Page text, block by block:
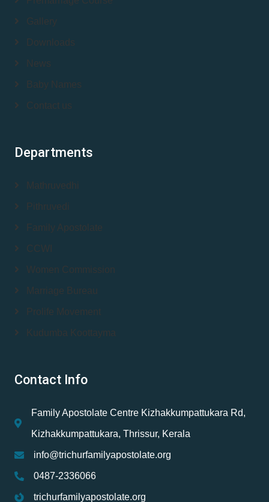
Gallery
Downloads
News
Baby Names
Contact us
Departments
Mathruvedhi
Pithruvedi
Family Apostolate
CCWI
Women Commission
Marriage Bureau
Prolife Movement
Kudumba Koottayma
Contact Info
Family Apostolate Centre Kizhakkumpattukara Rd,
Kizhakkumpattukara, Thrissur, Kerala
info@trichurfamilyapostolate.org
0487-2336066
trichurfamilyapostolate.org